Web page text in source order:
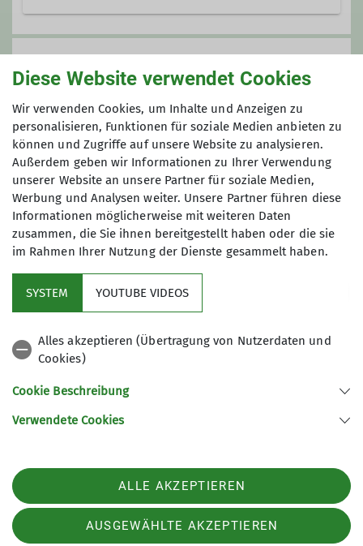
Stadionstraße 60
78628 Rottweil
Gruppe
Inklusionsklettern
78628 Rottweil
Telefon +4974129026611
Diese Website verwendet Cookies
Wir verwenden Cookies, um Inhalte und Anzeigen zu
personalisieren, Funktionen für soziale Medien anbieten zu
können und Zugriffe auf unsere Website zu analysieren.
Außerdem geben wir Informationen zu Ihrer Verwendung
unserer Website an unsere Partner für soziale Medien,
Werbung und Analysen weiter. Unsere Partner führen diese
Informationen möglicherweise mit weiteren Daten
zusammen, die Sie ihnen bereitgestellt haben oder die sie
im Rahmen Ihrer Nutzung der Dienste gesammelt haben.
SYSTEM YOUTUBE VIDEOS
Alles akzeptieren (Übertragung von Nutzerdaten und
Cookies)
Cookie Beschreibung
Verwendete Cookies
ALLE AKZEPTIEREN
AUSGEWÄHLTE AKZEPTIEREN